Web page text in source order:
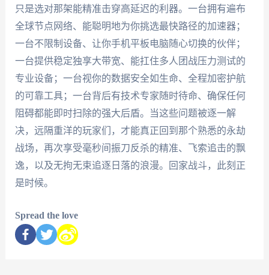
只是选对那架能精准击穿高延迟的利器。一台拥有遍布
全球节点网络、能聪明地为你挑选最快路径的加速器；
一台不限制设备、让你手机平板电脑随心切换的伙伴；
一台提供稳定独享大带宽、能扛住多人团战压力测试的
专业设备；一台视你的数据安全如生命、全程加密护航
的可靠工具；一台背后有技术专家随时待命、确保任何
阻碍都能即时扫除的强大后盾。当这些问题被逐一解
决，远隔重洋的玩家们，才能真正回到那个熟悉的永劫
战场，再次享受毫秒间振刀反杀的精准、飞索追击的飘
逸，以及无拘无束追逐日落的浪漫。回家战斗，此刻正
是时候。
Spread the love